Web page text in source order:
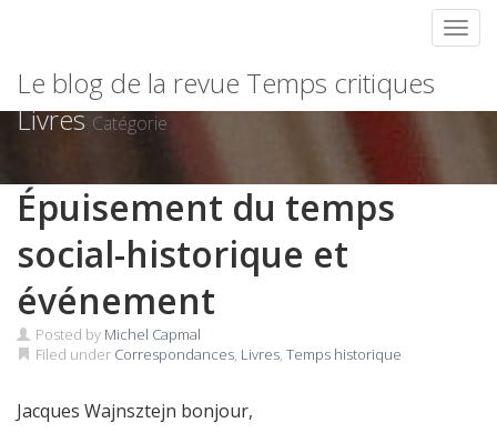
content
Le blog de la revue Temps critiques
LivresCatégorie
Épuisement du temps
social-historique et
événement
Posted by Michel Capmal
Filed under Correspondances, Livres, Temps historique
Jacques Wajnsztejn bonjour,